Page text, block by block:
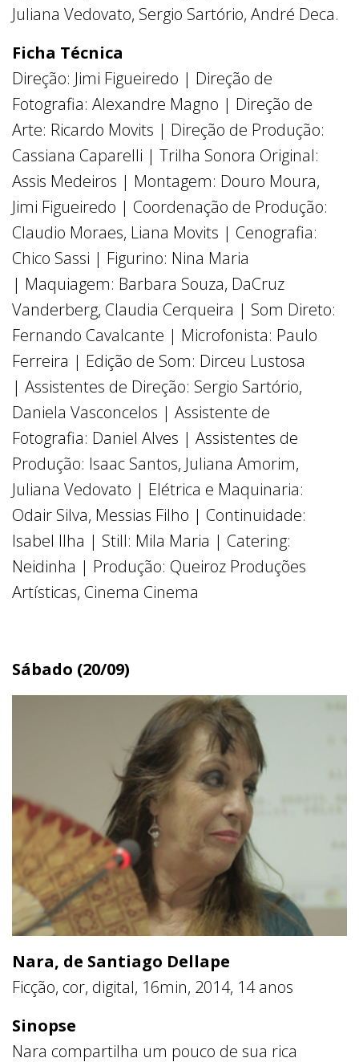
Juliana Vedovato, Sergio Sartório, André Deca.
Ficha Técnica
Direção: Jimi Figueiredo | Direção de
Fotografia: Alexandre Magno | Direção de
Arte: Ricardo Movits | Direção de Produção:
Cassiana Caparelli | Trilha Sonora Original:
Assis Medeiros | Montagem: Douro Moura,
Jimi Figueiredo | Coordenação de Produção:
Claudio Moraes, Liana Movits | Cenografia:
Chico Sassi | Figurino: Nina Maria
| Maquiagem: Barbara Souza, DaCruz
Vanderberg, Claudia Cerqueira | Som Direto:
Fernando Cavalcante | Microfonista: Paulo
Ferreira | Edição de Som: Dirceu Lustosa
| Assistentes de Direção: Sergio Sartório,
Daniela Vasconcelos | Assistente de
Fotografia: Daniel Alves | Assistentes de
Produção: Isaac Santos, Juliana Amorim,
Juliana Vedovato | Elétrica e Maquinaria:
Odair Silva, Messias Filho | Continuidade:
Isabel Ilha | Still: Mila Maria | Catering:
Neidinha | Produção: Queiroz Produções
Artísticas, Cinema Cinema
Sábado (20/09)
Nara, de Santiago Dellape
Ficção, cor, digital, 16min, 2014, 14 anos
Sinopse
Nara compartilha um pouco de sua rica